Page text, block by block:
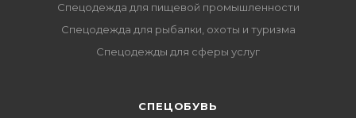
Спецодежда для пищевой промышленности
Спецодежда для рыбалки, охоты и туризма
Спецодежды для сферы услуг
CПЕЦОБУВЬ